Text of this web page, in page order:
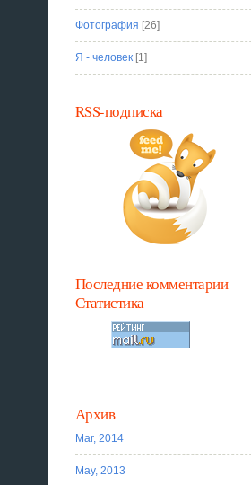
Фотография [26]
Я - человек[1]
RSS-подписка
Последние комментарии
Статистика
Архив
Mar, 2014
May, 2013